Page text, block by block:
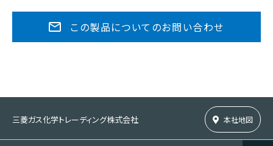
この製品についてのお問い合わせ
三菱ガス化学トレーディング株式会社 本社地図